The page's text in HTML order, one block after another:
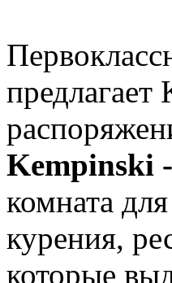
Kempinski
комната
курения,
которые